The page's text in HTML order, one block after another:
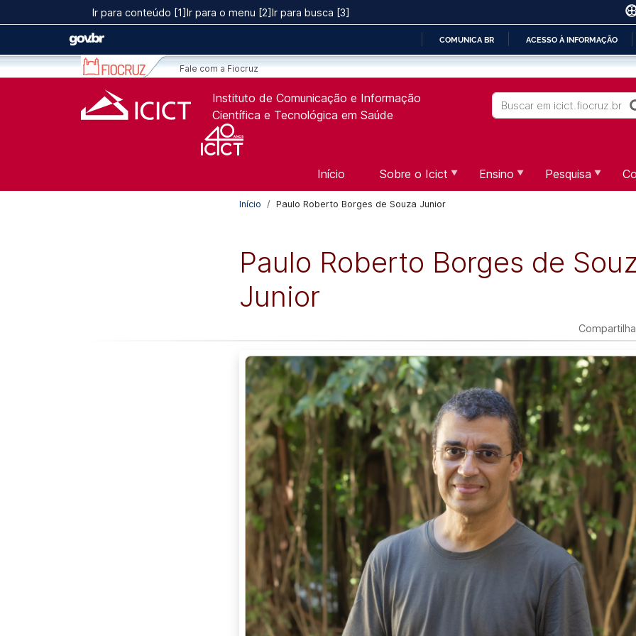
Ir para o conteúdo [1]
Ir para o menu [2]
Ir para a Busca [3]
PARA
CONTEÚDO
COMUNICA BR ACESSO À INFORMAÇÃO
Fale com a Fiocruz
Ir para conteúdo [1]Ir para o menu [2]Ir para busca [3]
Instituto de Comunicação e Informação
Científica e Tecnológica em Saúde
Buscar
Início Sobre o Icict Ensino Pesquisa
Início Paulo Roberto Borges de Souza Junior
Paulo Roberto Borges de
Junior